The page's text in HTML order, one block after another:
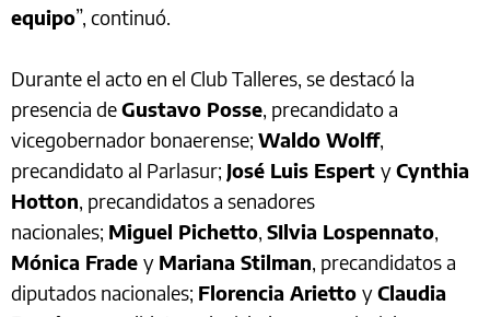
equipo”, continuó.
Durante el acto en el Club Talleres, se destacó la
presencia deGustavo Posse, precandidato a
vicegobernador bonaerense; Waldo Wolff,
precandidato al Parlasur; José Luis Espert yCynthia
Hotton, precandidatos a senadores
nacionales; Miguel Pichetto, SIlvia Lospennato,
Mónica Frade y Mariana Stilman, precandidatos a
diputados nacionales; Florencia Arietto yClaudia